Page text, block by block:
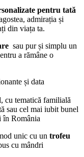
pentru tată
admirația și
din viața ta.
sau pur și simplu un
a rămâne o
și data
cu tematică familială
sau cel mai iubit bunel
în România
unic cu un trofeu
cu mândri